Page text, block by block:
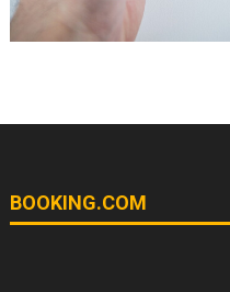
BOOKING.COM